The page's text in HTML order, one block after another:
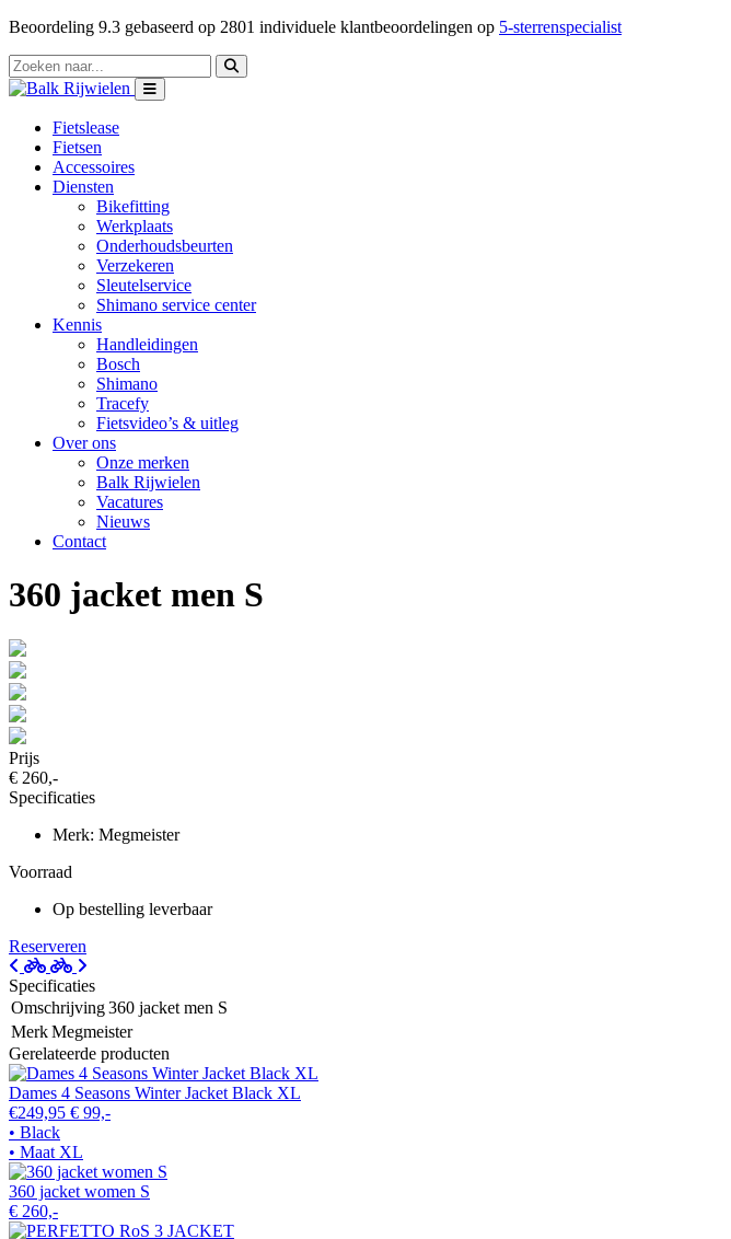
Beoordeling 9.3 gebaseerd op 2801 individuele klantbeoordelingen op 5-sterrenspecialist
Fietslease
Fietsen
Accessoires
Diensten
Bikefitting
Werkplaats
Onderhoudsbeurten
Verzekeren
Sleutelservice
Shimano service center
Kennis
Handleidingen
Bosch
Shimano
Tracefy
Fietsvideo’s & uitleg
Over ons
Onze merken
Balk Rijwielen
Vacatures
Nieuws
Contact
360 jacket men S
Prijs
€ 260,-
Specificaties
Merk: Megmeister
Voorraad
Op bestelling leverbaar
Reserveren
Specificaties
Omschrijving360 jacket men S
MerkMegmeister
Gerelateerde producten
Dames 4 Seasons Winter Jacket Black XL
€249,95 € 99,-
• Black
• Maat XL
360 jacket women S
€ 260,-